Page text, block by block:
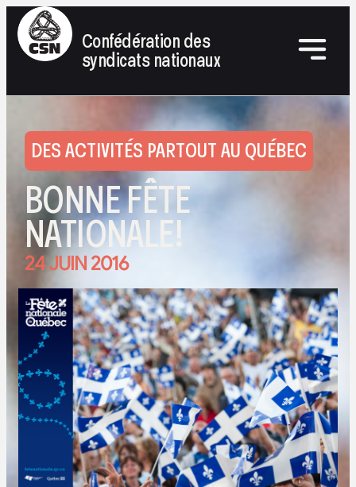
Confédération des
syndicats nationaux
DES ACTIVITÉS PARTOUT AU QUÉBEC
BONNE FÊTE
NATIONALE!
24 JUIN 2016